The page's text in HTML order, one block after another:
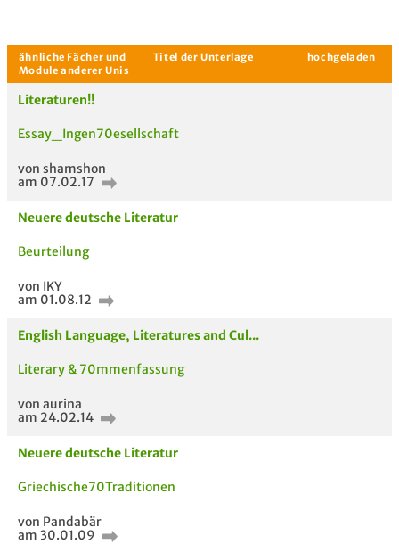
Aktuelle Gespräche
starten
ähnliche Fächer und
Module anderer Unis
Literaturen!!
Essay_Ingen70esellschaft
von shamshon
am 07.02.17
Neuere deutsche Literatur
Beurteilung
von IKY
am 01.08.12
English Language, Literatures and Cul...
Literary & 70mmenfassung
von aurina
am 24.02.14
Neuere deutsche Literatur
Griechische70Traditionen
von Pandabär
am 30.01.09